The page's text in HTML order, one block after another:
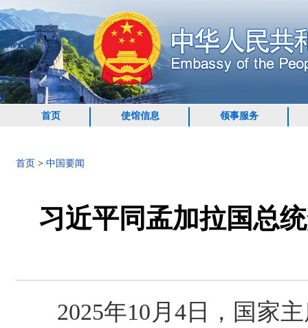
首页 使馆信息 领事服务
首页 > 中国要闻
习近平同孟加拉国总
2025年10月4日，国家